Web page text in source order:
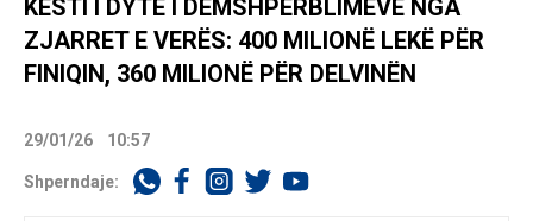
KËSTI I DYTË I DËMSHPËRBLIMEVE NGA
ZJARRET E VERËS: 400 MILIONË LEKË PËR
FINIQIN, 360 MILIONË PËR DELVINËN
29/01/26 10:57
Shperndaje: